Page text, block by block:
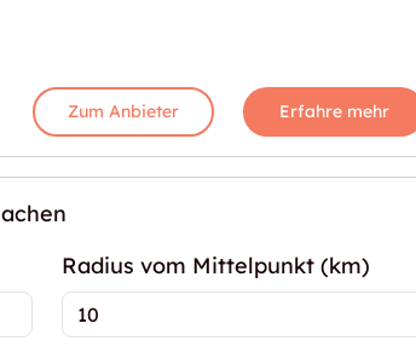
Zum Anbieter Erfahre mehr
Radius vom Mittelpunkt (km)